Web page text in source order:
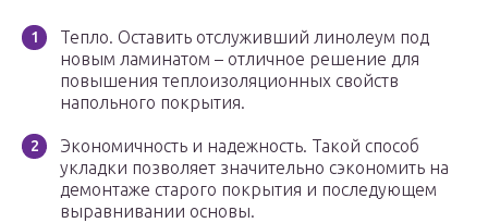
Тепло. Оставить отслуживший линолеум под
новым ламинатом – отличное решение для
повышения теплоизоляционных свойств
напольного покрытия.
Экономичность и надежность. Такой способ
укладки позволяет значительно сэкономить на
демонтаже старого покрытия и последующем
выравнивании основы.